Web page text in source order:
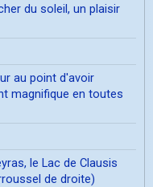
du soleil, un plaisir
au point d'avoir
magnifique en toutes
le Lac de Clausis
de droite)